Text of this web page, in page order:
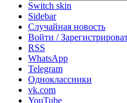
Switch skin
Sidebar
Случайная новость
Войти /
RSS
WhatsApp
Telegram
Одноклассники
vk.com
YouTube